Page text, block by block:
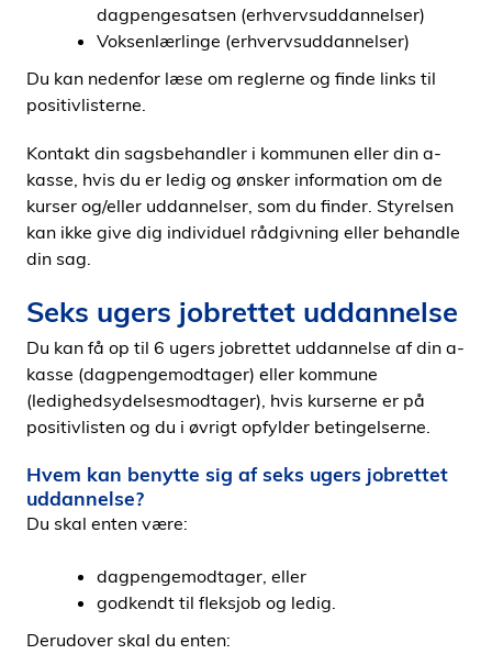
dagpengesatsen (erhvervsuddannelser)
Voksenlærlinge (erhvervsuddannelser)
Du kan nedenfor læse om reglerne og finde links til
positivlisterne.
Kontakt din sagsbehandler i kommunen eller din a-
kasse, hvis du er ledig og ønsker information om de
kurser og/eller uddannelser, som du finder. Styrelsen
kan ikke give dig individuel rådgivning eller behandle
din sag.
Seks ugers jobrettet uddannelse
Du kan få op til 6 ugers jobrettet uddannelse af din a-
kasse (dagpengemodtager) eller kommune
(ledighedsydelsesmodtager), hvis kurserne er på
positivlisten og du i øvrigt opfylder betingelserne.
Hvem kan benytte sig af seks ugers jobrettet
uddannelse?
Du skal enten være:
dagpengemodtager, eller
godkendt til fleksjob og ledig.
Derudover skal du enten: